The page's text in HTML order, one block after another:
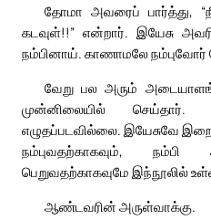
தோமா அவரைப் பார்த்து,
கடவுள்!!” என்றார். இயேசு
நம்பினாய். காணாமலே நம்புவோர்
வேறு பல அரும்
முன்னிலையில் செய்தார்.
எழுதப்படவில்லை. இயேசுவே
நம்புவதற்காகவும்,
பெறுவதற்காகவுமே இந்நூலில்
ஆண்டவரின் அருள்வாக்கு.